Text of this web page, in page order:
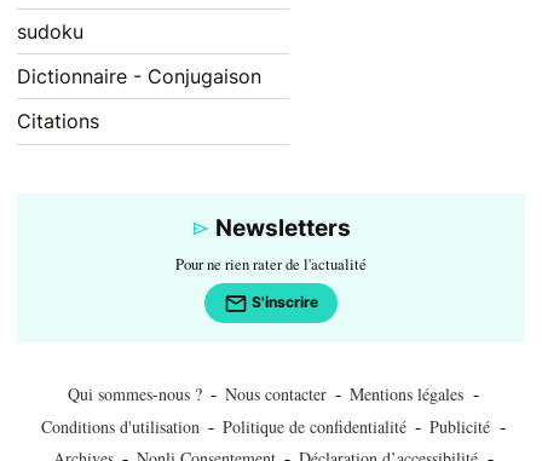
sudoku
Dictionnaire - Conjugaison
Citations
Newsletters
Pour ne rien rater de l'actualité
S'inscrire
Qui sommes-nous ? - Nous contacter - Mentions légales -
Conditions d'utilisation - Politique de confidentialité - Publicité -